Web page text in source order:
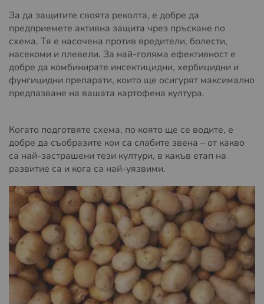
За да защитите своята реколта, е добре да
предприемете активна защита чрез пръскане по
схема. Тя е насочена против вредители, болести,
насекоми и плевели. За най-голяма ефективност е
добре да комбинирате инсектицидни, хербицидни и
фунгицидни препарати, които ще осигурят максимално
предпазване на вашата картофена култура.
Когато подготвяте схема, по която ще се водите, е
добре да съобразите кои са слабите звена – от какво
са най-застрашени тези култури, в какъв етап на
развитие са и кога са най-уязвими.